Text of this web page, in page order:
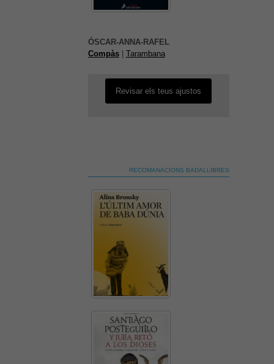
ÓSCAR-ANNA-RAFEL
Compàs| Tarambana
aquest contingut. El més probable
és que tinguis l'experiència
desactivada.
Revisar els teus ajustos
RECOMANACIONS BADALLIBRES